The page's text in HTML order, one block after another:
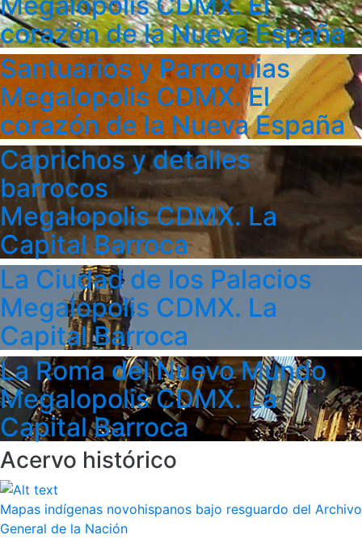
corazón de la Nueva España
Santuarios y Parroquias
Megalopolis CDMX. El
corazón de la Nueva España
Caprichos y detalles
barrocos
Megalopolis CDMX. La
Capital Barroca
La Ciudad de los Palacios
Megalopolis CDMX. La
Capital Barroca
La Roma del Nuevo Mundo
Megalopolis CDMX. La
Capital Barroca
Acervo histórico
Mapas indígenas novohispanos bajo resguardo del Archivo
General de la Nación